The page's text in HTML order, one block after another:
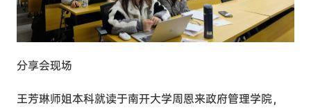
分享会现场
王芳琳师姐本科就读于南开大学周恩来政府管理学院，